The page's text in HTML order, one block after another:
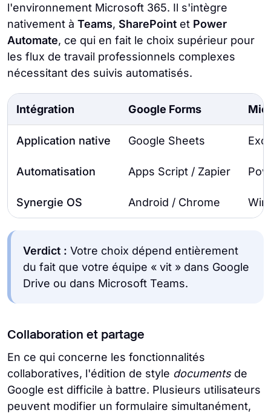
l'environnement Microsoft 365. Il s'intègre
nativement à Teams, SharePoint et Power
Automate, ce qui en fait le choix supérieur pour
les flux de travail professionnels complexes
nécessitant des suivis automatisés.
Intégration Google Forms
Application native Google Sheets
Automatisation Apps Script / Zapier
Synergie OS Android / Chrome
Verdict : Votre choix dépend entièrement
du fait que votre équipe « vit » dans Google
Drive ou dans Microsoft Teams.
Collaboration et partage
En ce qui concerne les fonctionnalités
collaboratives, l'édition de style documentsde
Google est difficile à battre. Plusieurs utilisateurs
peuvent modifier un formulaire simultanément,